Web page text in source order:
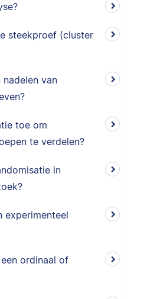
steekproef (cluster
van
toe om
te verdelen?
in
experimenteel
ordinaal of